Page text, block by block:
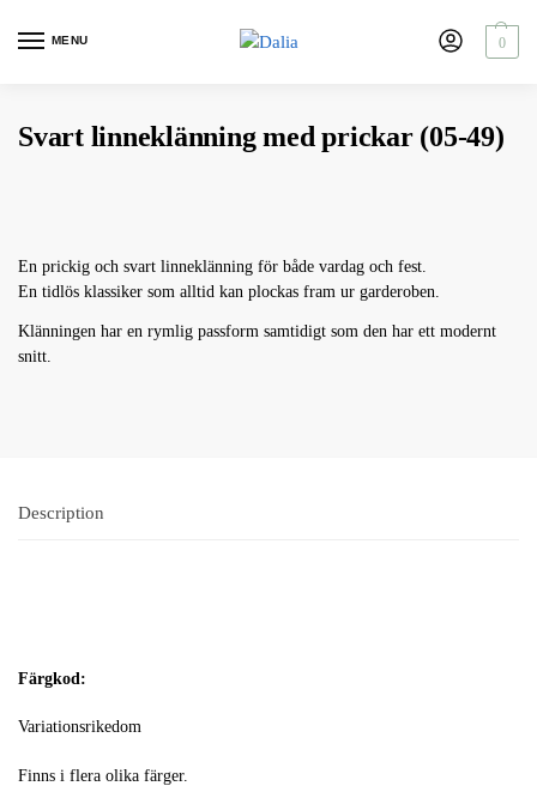
MENU 0
Svart linneklänning med prickar (05-49)
En prickig och svart linneklänning för både vardag och fest.
En tidlös klassiker som alltid kan plockas fram ur garderoben.
Klänningen har en rymlig passform samtidigt som den har ett modernt
snitt.
Description
Färgkod:
Variationsrikedom
Finns i flera olika färger.